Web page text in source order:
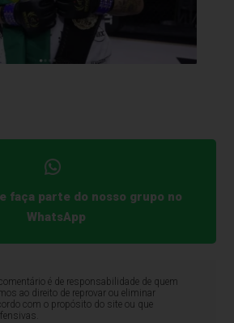
faça parte do nosso grupo no
WhatsApp
é de responsabilidade de quem
ao direito de reprovar ou eliminar
com o propósito do site ou que